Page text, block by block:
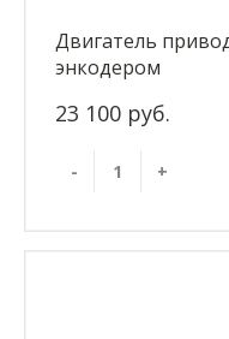
Двигатель
энкодером
23 100 руб.
- +